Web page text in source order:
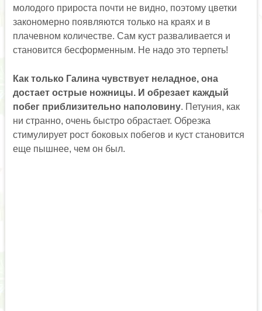
молодого прироста почти не видно, поэтому цветки
закономерно появляются только на краях и в
плачевном количестве. Сам куст разваливается и
становится бесформенным. Не надо это терпеть!
Как только Галина чувствует неладное, она
достает острые ножницы. И обрезает каждый
побег приблизительно наполовину. Петуния, как
ни странно, очень быстро обрастает. Обрезка
стимулирует рост боковых побегов и куст становится
еще пышнее, чем он был.